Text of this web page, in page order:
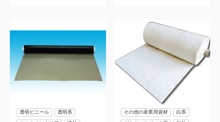
透明ビニール 透明系 その他の産業用資材 白系